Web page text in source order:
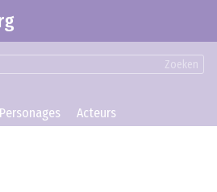
Zoeken
Personages Acteurs